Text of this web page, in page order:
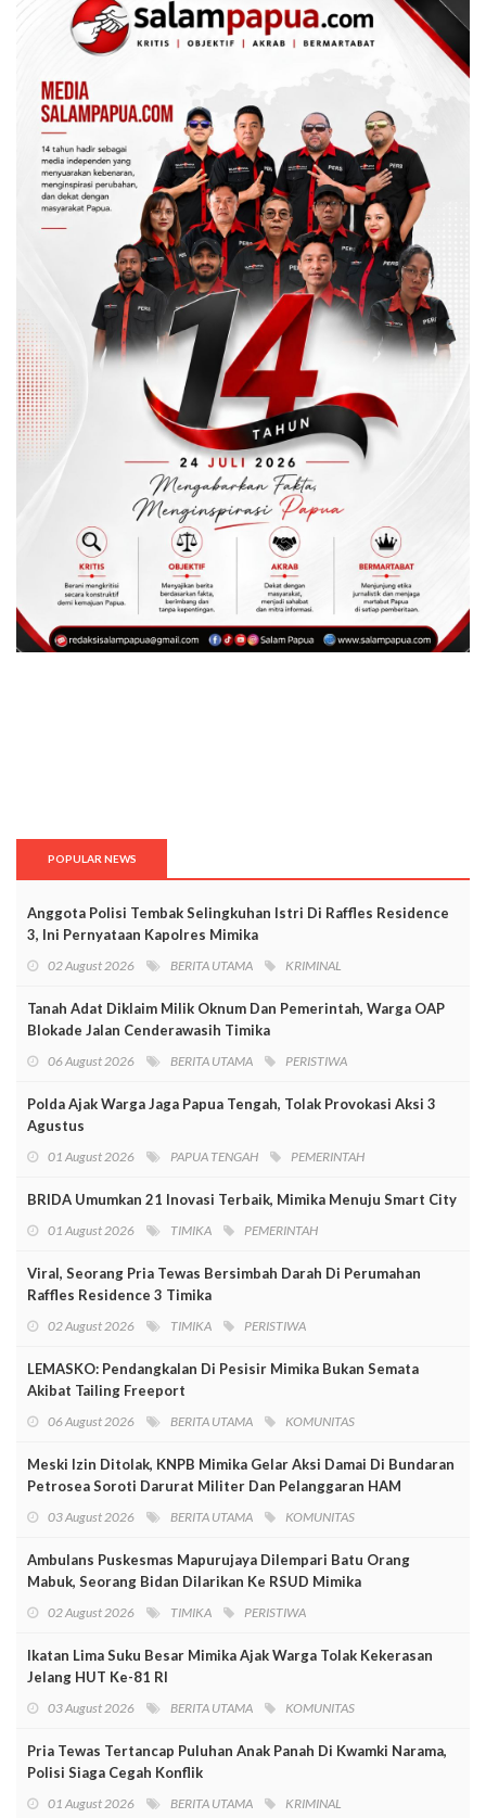
POPULAR NEWS
Anggota Polisi Tembak Selingkuhan Istri Di Raffles Residence
3, Ini Pernyataan Kapolres Mimika
02 August 2026 BERITA UTAMA KRIMINAL
Tanah Adat Diklaim Milik Oknum Dan Pemerintah, Warga OAP
Blokade Jalan Cenderawasih Timika
06 August 2026 BERITA UTAMA PERISTIWA
Polda Ajak Warga Jaga Papua Tengah, Tolak Provokasi Aksi 3
Agustus
01 August 2026 PAPUA TENGAH PEMERINTAH
BRIDA Umumkan 21 Inovasi Terbaik, Mimika Menuju Smart City
01 August 2026 TIMIKA PEMERINTAH
Viral, Seorang Pria Tewas Bersimbah Darah Di Perumahan
Raffles Residence 3 Timika
02 August 2026 TIMIKA PERISTIWA
LEMASKO: Pendangkalan Di Pesisir Mimika Bukan Semata
Akibat Tailing Freeport
06 August 2026 BERITA UTAMA KOMUNITAS
Meski Izin Ditolak, KNPB Mimika Gelar Aksi Damai Di Bundaran
Petrosea Soroti Darurat Militer Dan Pelanggaran HAM
03 August 2026 BERITA UTAMA KOMUNITAS
Ambulans Puskesmas Mapurujaya Dilempari Batu Orang
Mabuk, Seorang Bidan Dilarikan Ke RSUD Mimika
02 August 2026 TIMIKA PERISTIWA
Ikatan Lima Suku Besar Mimika Ajak Warga Tolak Kekerasan
Jelang HUT Ke-81 RI
03 August 2026 BERITA UTAMA KOMUNITAS
Pria Tewas Tertancap Puluhan Anak Panah Di Kwamki Narama,
Polisi Siaga Cegah Konflik
01 August 2026 BERITA UTAMA KRIMINAL